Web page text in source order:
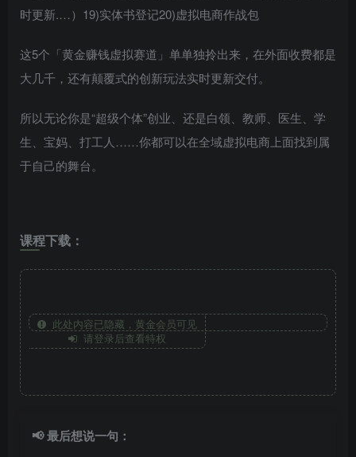
时更新.…）19)实体书登记20)虚拟电商作战包
这5个「黄金赚钱虚拟赛道」单单独拎出来，在外面收费都是
大几千，还有颠覆式的创新玩法实时更新交付。
所以无论你是“超级个体”创业、还是白领、教师、医生、学
生、宝妈、打工人……你都可以在全域虚拟电商 上面找到属
于自己的舞台。
课程下载：
此处内容已隐藏，黄金会员可见
请登录后查看特权
📢 最后想说一句：